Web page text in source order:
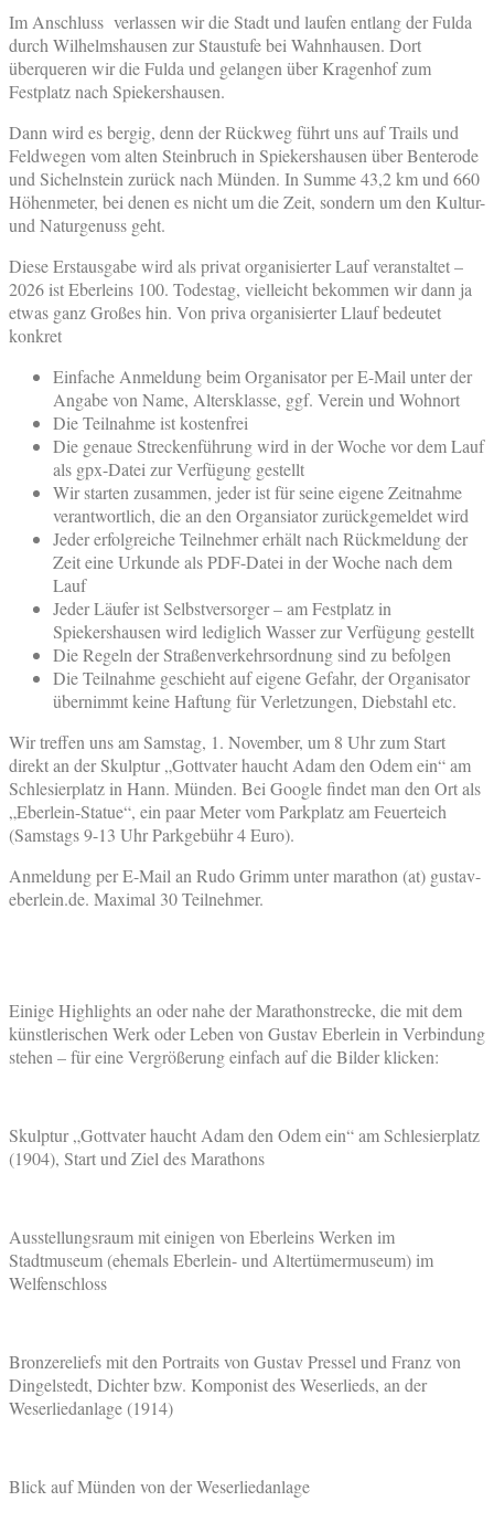
Im Anschluss verlassen wir die Stadt und laufen entlang der Fulda
durch Wilhelmshausen zur Staustufe bei Wahnhausen. Dort
überqueren wir die Fulda und gelangen über Kragenhof zum
Festplatz nach Spiekershausen.
Dann wird es bergig, denn der Rückweg führt uns auf Trails und
Feldwegen vom alten Steinbruch in Spiekershausen über Benterode
und Sichelnstein zurück nach Münden. In Summe 43,2 km und 660
Höhenmeter, bei denen es nicht um die Zeit, sondern um den Kultur-
und Naturgenuss geht.
Diese Erstausgabe wird als privat organisierter Lauf veranstaltet –
2026 ist Eberleins 100. Todestag, vielleicht bekommen wir dann ja
etwas ganz Großes hin. Von priva organisierter Llauf bedeutet
konkret
Einfache Anmeldung beim Organisator per E-Mail unter der
Angabe von Name, Altersklasse, ggf. Verein und Wohnort
Die Teilnahme ist kostenfrei
Die genaue Streckenführung wird in der Woche vor dem Lauf
als gpx-Datei zur Verfügung gestellt
Wir starten zusammen, jeder ist für seine eigene Zeitnahme
verantwortlich, die an den Organsiator zurückgemeldet wird
Jeder erfolgreiche Teilnehmer erhält nach Rückmeldung der
Zeit eine Urkunde als PDF-Datei in der Woche nach dem
Lauf
Jeder Läufer ist Selbstversorger – am Festplatz in
Spiekershausen wird lediglich Wasser zur Verfügung gestellt
Die Regeln der Straßenverkehrsordnung sind zu befolgen
Die Teilnahme geschieht auf eigene Gefahr, der Organisator
übernimmt keine Haftung für Verletzungen, Diebstahl etc.
Wir treffen uns am Samstag, 1. November, um 8 Uhr zum Start
direkt an der Skulptur „Gottvater haucht Adam den Odem ein“ am
Schlesierplatz in Hann. Münden. Bei Google findet man den Ort als
„Eberlein-Statue“, ein paar Meter vom Parkplatz am Feuerteich
(Samstags 9-13 Uhr Parkgebühr 4 Euro).
Anmeldung per E-Mail an Rudo Grimm unter marathon (at) gustav-
eberlein.de. Maximal 30 Teilnehmer.
Einige Highlights an oder nahe der Marathonstrecke, die mit dem
künstlerischen Werk oder Leben von Gustav Eberlein in Verbindung
stehen – für eine Vergrößerung einfach auf die Bilder klicken:
Skulptur „Gottvater haucht Adam den Odem ein“ am Schlesierplatz
(1904), Start und Ziel des Marathons
Ausstellungsraum mit einigen von Eberleins Werken im
Stadtmuseum (ehemals Eberlein- und Altertümermuseum) im
Welfenschloss
Bronzereliefs mit den Portraits von Gustav Pressel und Franz von
Dingelstedt, Dichter bzw. Komponist des Weserlieds, an der
Weserliedanlage (1914)
Blick auf Münden von der Weserliedanlage